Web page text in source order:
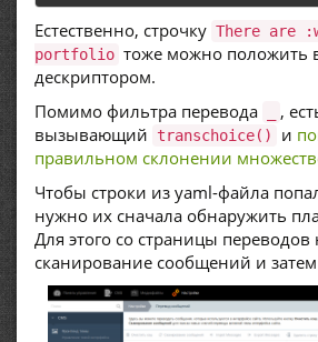
Естественно, строчку There are
portfolio тоже можно положить
дескриптором.
Помимо фильтра перевода
,
вызывающий
transchoice() и
правильном склонении
Чтобы строки из yaml-файла
нужно их сначала обнаружить
Для этого со страницы переводов
сканирование сообщений и